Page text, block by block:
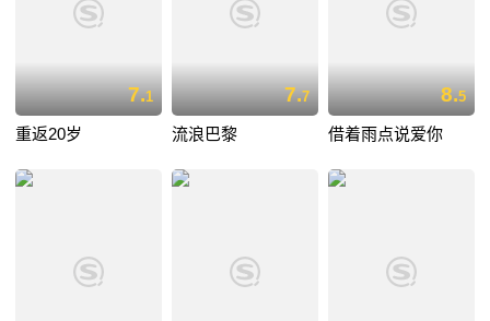
7.1
重返20岁
7.7
流浪巴黎
8.5
借着雨点说爱你